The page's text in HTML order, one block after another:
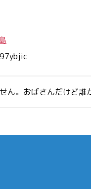
ん。おばさんだけど誰